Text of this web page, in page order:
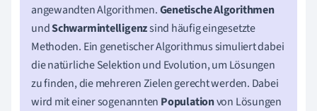
angewandten Algorithmen.Genetische Algorithmen
undSchwarmintelligenzsind häufig eingesetzte
Methoden. Ein genetischer Algorithmus simuliert dabei
die natürliche Selektion und Evolution, um Lösungen
zu finden, die mehreren Zielen gerecht werden. Dabei
wird mit einer sogenannten Populationvon Lösungen